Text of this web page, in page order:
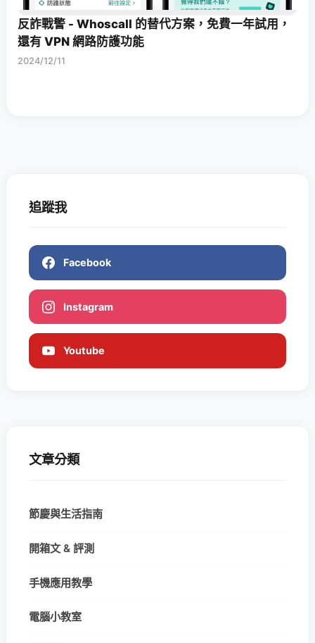
反詐戰警 - Whoscall 的替代方案，免費一年試用，
還有 VPN 網路防護功能
2024/12/11
追蹤我
Facebook
Instagram
Youtube
文章分類
節慶與生活指南
開箱文 & 評測
手機應用教學
電腦小教室